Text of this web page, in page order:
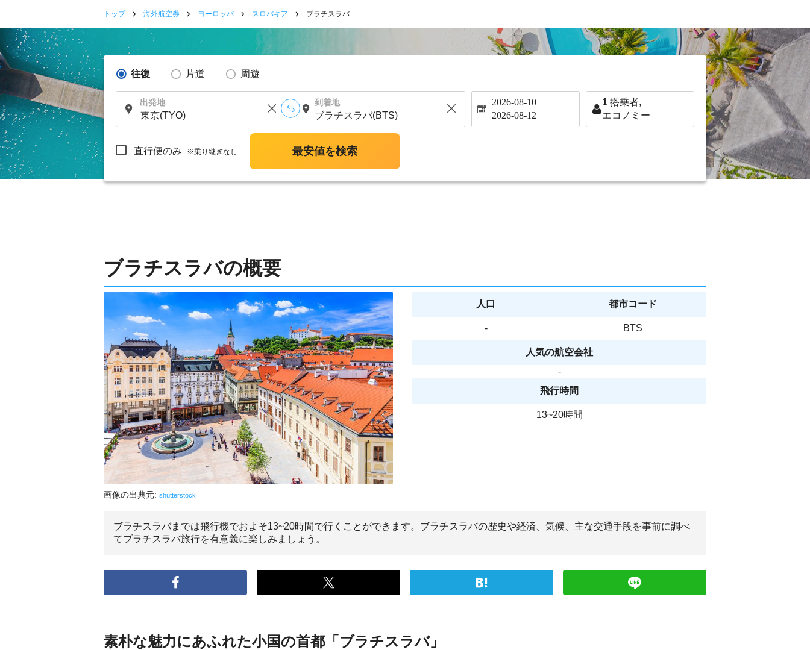
トップ 海外航空券 ヨーロッパ スロバキア ブラチスラバ
往復 片道 周遊
出発地 到着地 2026-08-10
2026-08-12
1 搭乗者,
エコノミー
直行便のみ ※乗り継ぎなし 最安値を検索
ブラチスラバの概要
画像の出典元: shutterstock
人口 都市コード
- BTS
人気の航空会社
-
飛行時間
13~20時間
ブラチスラバまでは飛行機でおよそ13~20時間で行くことができます。ブラチスラバの歴史や経済、気候、主な交通手段を事前に調べ
てブラチスラバ旅行を有意義に楽しみましょう。
素朴な魅力にあふれた小国の首都「ブラチスラバ」